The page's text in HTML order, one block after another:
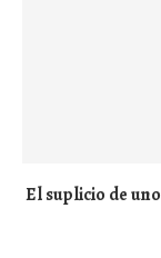
El suplicio de